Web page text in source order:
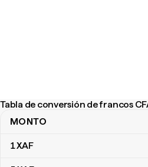
Tabla de conversión de francos
Tabla de conversión de francos
MONTO
1XAF